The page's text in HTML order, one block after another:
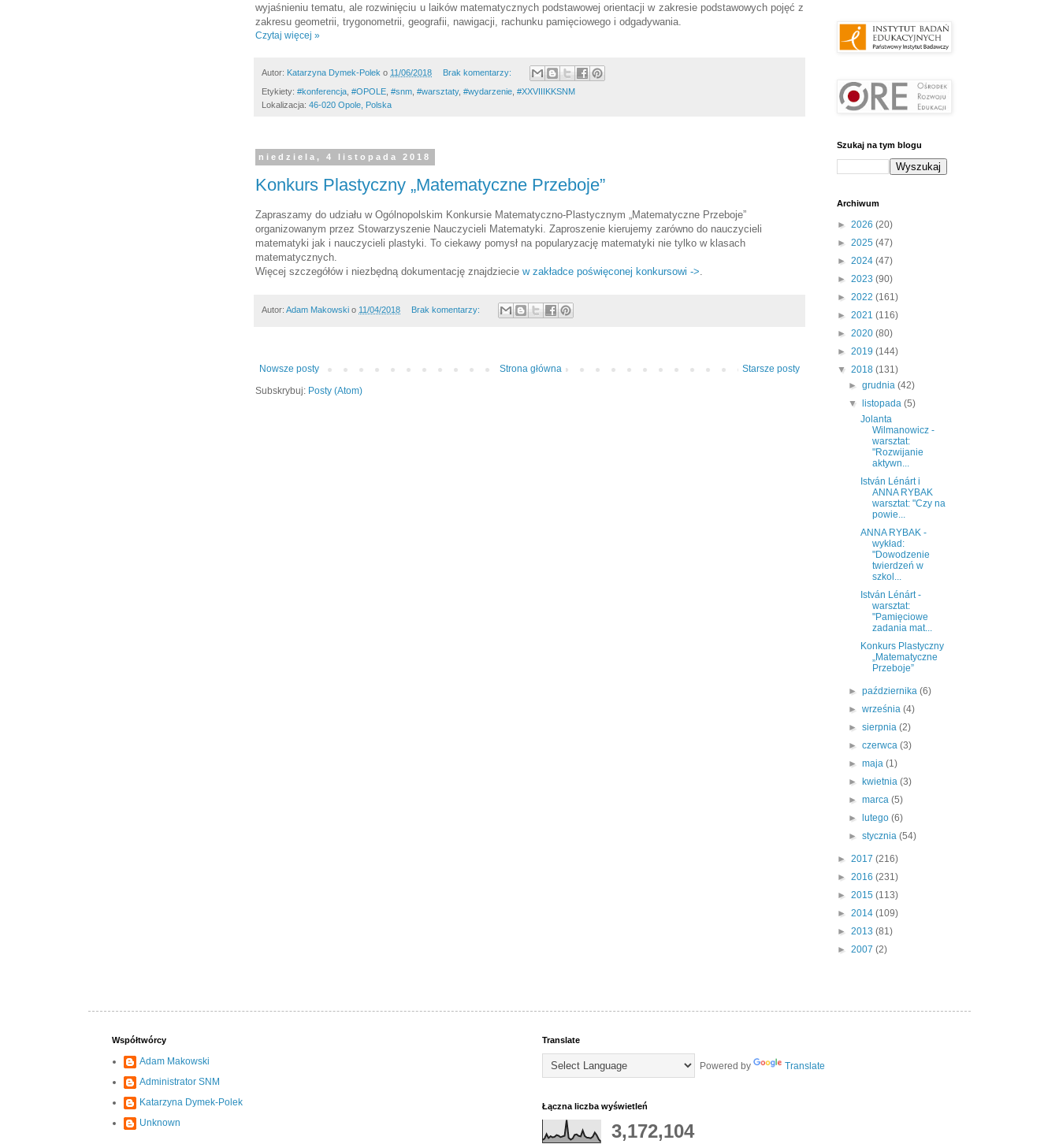
wyjaśnieniu tematu, ale rozwinięciu u laików matematycznych podstawowej orientacji w zakresie podstawowych pojęć z
zakresu geometrii, trygonometrii, geografii, nawigacji, rachunku pamięciowego i odgadywania.
Czytaj więcej »
Autor: Katarzyna Dymek-Polek o 11/06/2018 Brak komentarzy:
Etykiety: #konferencja #OPOLE #snm #warsztaty, ‪#‎wydarzenie‬ #XXVIIIKKSNM
Lokalizacja: 46-020 Opole, Polska
niedziela, 4 listopada 2018
Konkurs Plastyczny „Matematyczne Przeboje”
Zapraszamy do udziału w Ogólnopolskim Konkursie Matematyczno-Plastycznym „Matematyczne Przeboje”
organizowanym przez Stowarzyszenie Nauczycieli Matematyki. Zaproszenie kierujemy zarówno do nauczycieli
matematyki jak i nauczycieli plastyki. To ciekawy pomysł na popularyzację matematyki nie tylko w klasach
matematycznych.
Więcej szczegółów i niezbędną dokumentację znajdziecie w zakładce poświęconej konkursowi ->
Autor: Adam Makowski o 11/04/2018 Brak komentarzy:
Nowsze posty Starsze posty
Strona główna
Subskrybuj: Posty (Atom)
Szukaj na tym blogu
Archiwum
► 2026 (20)
► 2025 (47)
► 2024 (47)
► 2023 (90)
► 2022 (161)
► 2021 (116)
► 2020 (80)
► 2019 (144)
▼ 2018 (131)
►grudnia(42)
▼
listopada(5)
Jolanta
Wilmanowicz -
warsztat:
"Rozwijanie
aktywn...
István Lénárt i
ANNA RYBAK
warsztat: "Czy na
powie...
ANNA RYBAK -
wykład:
"Dowodzenie
twierdzeń w
szkol...
István Lénárt -
warsztat:
"Pamięciowe
zadania mat...
Konkurs Plastyczny
„Matematyczne
Przeboje”
►października(6)
►września(4)
►sierpnia(2)
►czerwca(3)
►maja(1)
►
kwietnia(3)
►marca(5)
►
lutego(6)
►stycznia(54)
► 2017 (216)
► 2016 (231)
► 2015 (113)
► 2014 (109)
► 2013 (81)
► 2007 (2)
Współtwórcy
Adam Makowski
Administrator SNM
Katarzyna Dymek-Polek
Unknown
Translate
Powered by Translate
Łączna liczba wyświetleń
3,172,104